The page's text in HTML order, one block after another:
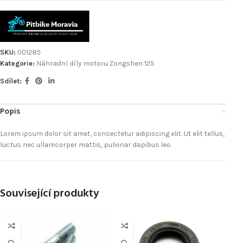
SKU: 001285
Kategorie: Náhradní díly motoru Zongshen 125
Sdílet:
Popis
Lorem ipsum dolor sit amet, consectetur adipiscing elit. Ut elit tellus,
luctus nec ullamcorper mattis, pulvinar dapibus leo.
Související produkty